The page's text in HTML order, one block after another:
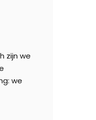
zijn we
we